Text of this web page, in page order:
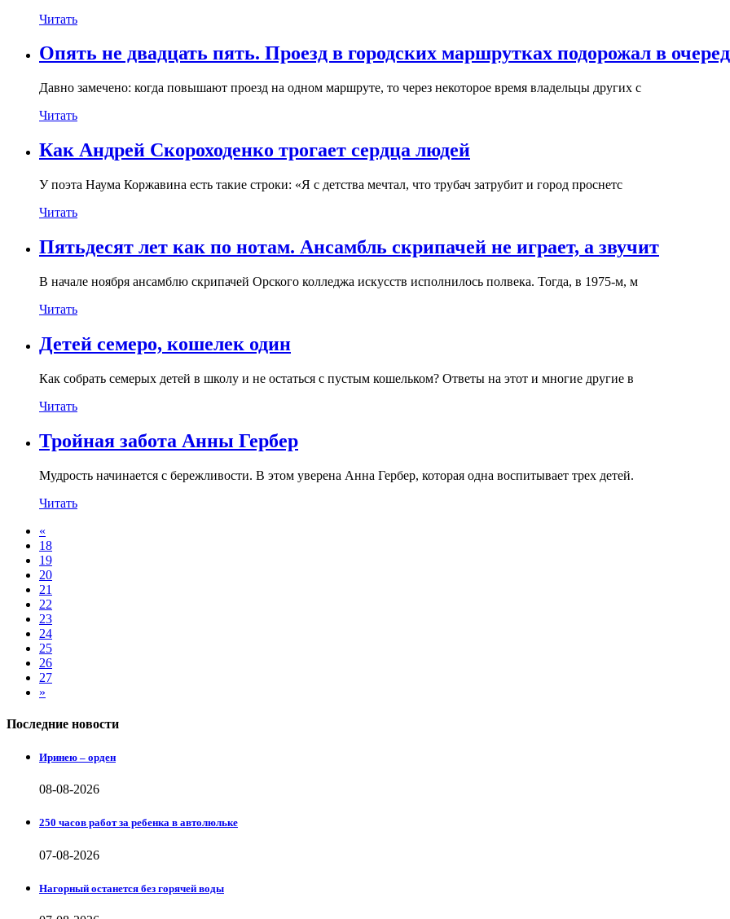
Читать
Опять не двадцать пять. Проезд в городских маршрутках подорожал в
Давно замечено: когда повышают проезд на одном маршруте, то через некоторое время владельцы других с
Читать
Как Андрей Скороходенко трогает сердца людей
У поэта Наума Коржавина есть такие строки: «Я с детства мечтал, что трубач затрубит и город проснетс
Читать
Пятьдесят лет как по нотам. Ансамбль скрипачей не играет, а звучит
В начале ноября ансамблю скрипачей Орского колледжа искусств исполнилось полвека. Тогда, в 1975-м, м
Читать
Детей семеро, кошелек один
Как собрать семерых детей в школу и не остаться с пустым кошельком? Ответы на этот и многие другие в
Читать
Тройная забота Анны Гербер
Мудрость начинается с бережливости. В этом уверена Анна Гербер, которая одна воспитывает трех детей.
Читать
«
18
19
20
21
22
23
24
25
26
27
»
Последние новости
Иринею – орден
08-08-2026
250 часов работ за ребенка в автолюльке
07-08-2026
Нагорный останется без горячей воды